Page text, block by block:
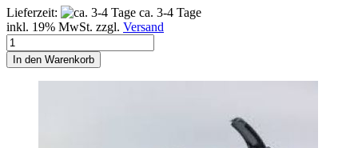
Lieferzeit:
ca. 3-4 Tage
inkl. 19% MwSt. zzgl. Versand
In den Warenkorb